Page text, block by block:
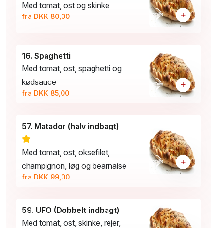
Med tomat, ost og skinke
fra DKK 80,00 +
16. Spaghetti
Med tomat, ost, spaghetti og
kødsauce
fra DKK 85,00
+
57. Matador (halv indbagt)
Med tomat, ost, oksefilet,
champignon, løg og bearnaise
fra DKK 99,00
+
59. UFO (Dobbelt indbagt)
Med tomat, ost, skinke, rejer,